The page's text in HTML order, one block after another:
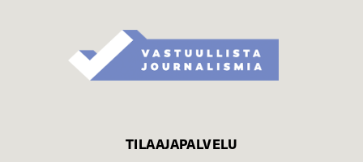
TILAAJAPALVELU